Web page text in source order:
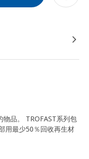
品。 TROFAST系列包
用最少50％回收再生材